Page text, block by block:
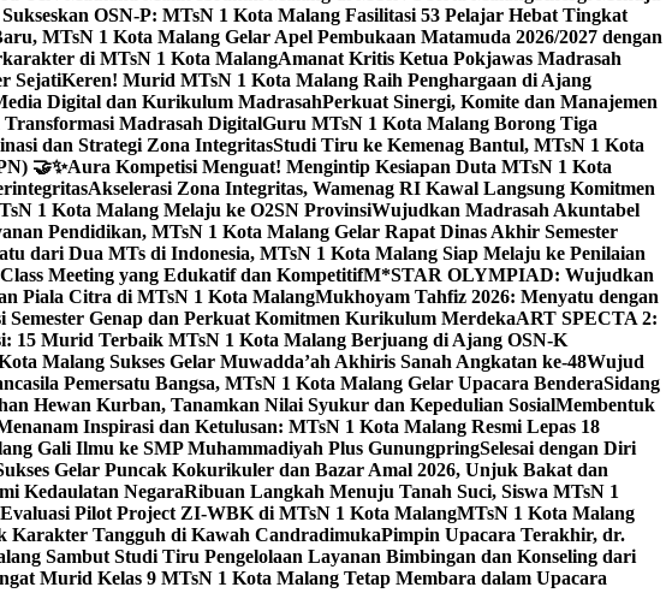
OSN-P: MTsN 1 Kota Malang Fasilitasi 53 Pelajar Hebat Tingkat
MTsN 1 Kota Malang Gelar Apel Pembukaan Matamuda 2026/2027 dengan
di MTsN 1 Kota MalangAmanat Kritis Ketua Pokjawas Madrasah
SejatiKeren! Murid MTsN 1 Kota Malang Raih Penghargaan di Ajang
Digital dan Kurikulum MadrasahPerkuat Sinergi, Komite dan Manajemen
Madrasah DigitalGuru MTsN 1 Kota Malang Borong Tiga
dan Strategi Zona IntegritasStudi Tiru ke Kemenag Bantul, MTsN 1 Kota
🤝✨Aura Kompetisi Menguat! Mengintip Kesiapan Duta MTsN 1 Kota
Akselerasi Zona Integritas, Wamenag RI Kawal Langsung Komitmen
1 Kota Malang Melaju ke O2SN ProvinsiWujudkan Madrasah Akuntabel
Pendidikan, MTsN 1 Kota Malang Gelar Rapat Dinas Akhir Semester
dari Dua MTs di Indonesia, MTsN 1 Kota Malang Siap Melaju ke Penilaian
Meeting yang Edukatif dan KompetitifM*STAR OLYMPIAD: Wujudkan
Piala Citra di MTsN 1 Kota MalangMukhoyam Tahfiz 2026: Menyatu dengan
Genap dan Perkuat Komitmen Kurikulum MerdekaART SPECTA 2:
15 Murid Terbaik MTsN 1 Kota Malang Berjuang di Ajang OSN-K
Malang Sukses Gelar Muwadda’ah Akhiris Sanah Angkatan ke-48Wujud
Pemersatu Bangsa, MTsN 1 Kota Malang Gelar Upacara BenderaSidang
Hewan Kurban, Tanamkan Nilai Syukur dan Kepedulian SosialMembentuk
Inspirasi dan Ketulusan: MTsN 1 Kota Malang Resmi Lepas 18
Gali Ilmu ke SMP Muhammadiyah Plus GunungpringSelesai dengan Diri
Gelar Puncak Kokurikuler dan Bazar Amal 2026, Unjuk Bakat dan
Kedaulatan NegaraRibuan Langkah Menuju Tanah Suci, Siswa MTsN 1
Pilot Project ZI-WBK di MTsN 1 Kota MalangMTsN 1 Kota Malang
Karakter Tangguh di Kawah CandradimukaPimpin Upacara Terakhir, dr.
Sambut Studi Tiru Pengelolaan Layanan Bimbingan dan Konseling dari
Murid Kelas 9 MTsN 1 Kota Malang Tetap Membara dalam Upacara